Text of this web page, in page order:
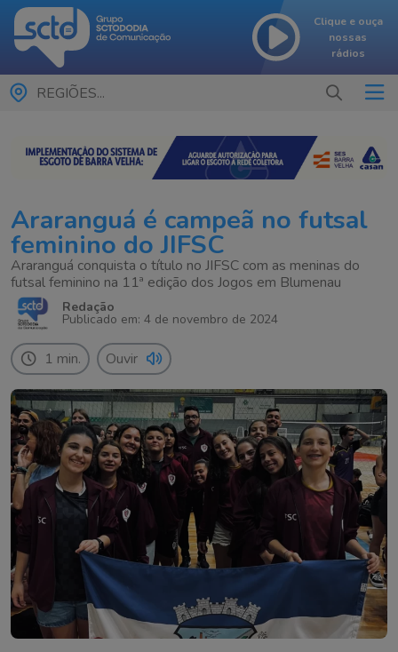
Clique e ouça
nossas
rádios
REGIÕES...
Araranguá é campeã no futsal
feminino do JIFSC
Araranguá conquista o título no JIFSC com as meninas do
futsal feminino na 11ª edição dos Jogos em Blumenau
Redação
Publicado em: 4 de novembro de 2024
1 min. Ouvir